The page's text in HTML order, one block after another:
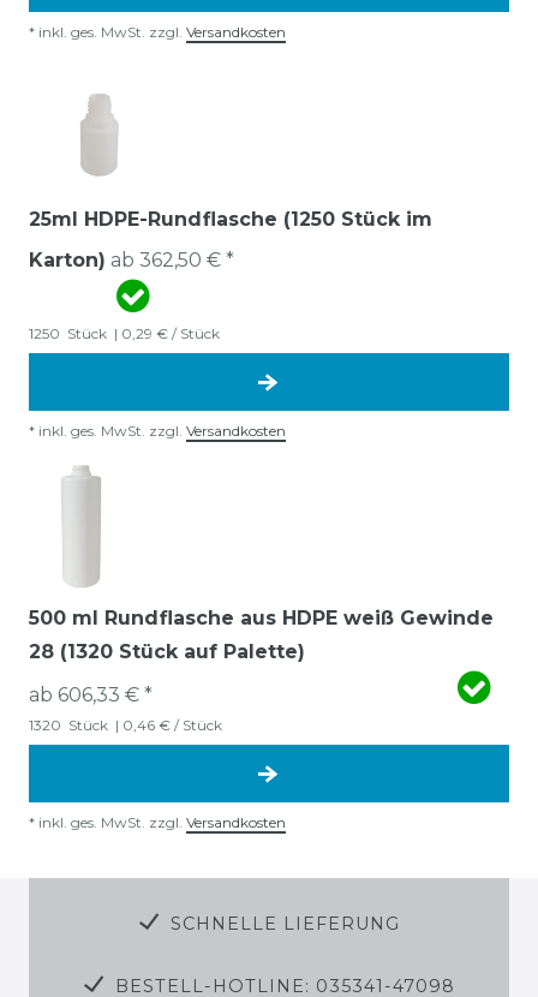
* inkl. ges. MwSt. zzgl. Versandkosten
25ml HDPE-Rundflasche (1250 Stück im
Karton) ab 362,50 € *
1250 Stück | 0,29 € / Stück
* inkl. ges. MwSt. zzgl. Versandkosten
500 ml Rundflasche aus HDPE weiß Gewinde
28 (1320 Stück auf Palette)
ab 606,33 € *
1320 Stück | 0,46 € / Stück
* inkl. ges. MwSt. zzgl. Versandkosten
SCHNELLE LIEFERUNG
BESTELL-HOTLINE: 035341-47098